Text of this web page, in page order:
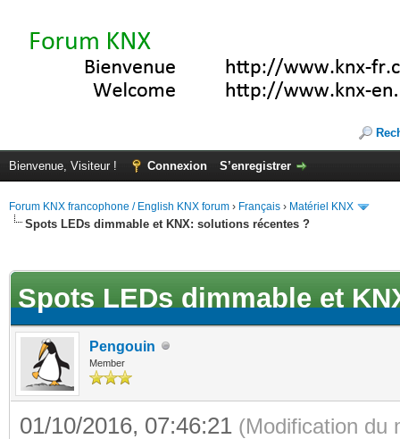
Bienvenue, Visiteur ! Connexion S’enregistrer
Forum KNX francophone / English KNX forum › Français › Matériel KNX
Spots LEDs dimmable et KNX: solutions récentes ?
Spots LEDs dimmable et
Pengouin
Member
01/10/2016, 07:46:21 (Modification du